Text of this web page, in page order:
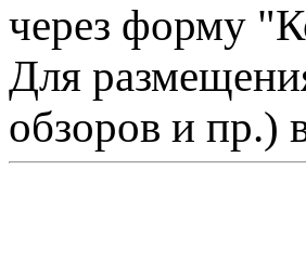
через форму
Для
обзоров и пр.)